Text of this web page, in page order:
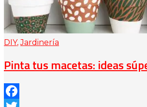
DIY,Jardinería
Pinta tus macetas: ideas